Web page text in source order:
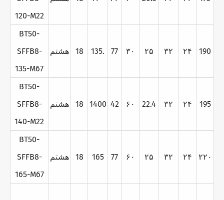
120-M22
BT50-
SFFB8-
135-M67
هشتم 18 135. 77 ۳۰ ۲۵ ۳۲ ۲۴ 190
BT50-
SFFB8-
140-M22
هشتم 18 1400 42 ۶۰ 22.4 ۳۲ ۲۴ 195
BT50-
SFFB8-
165-M67
هشتم 18 165 77 ۶۰ ۲۵ ۳۲ ۲۴ ۲۲۰